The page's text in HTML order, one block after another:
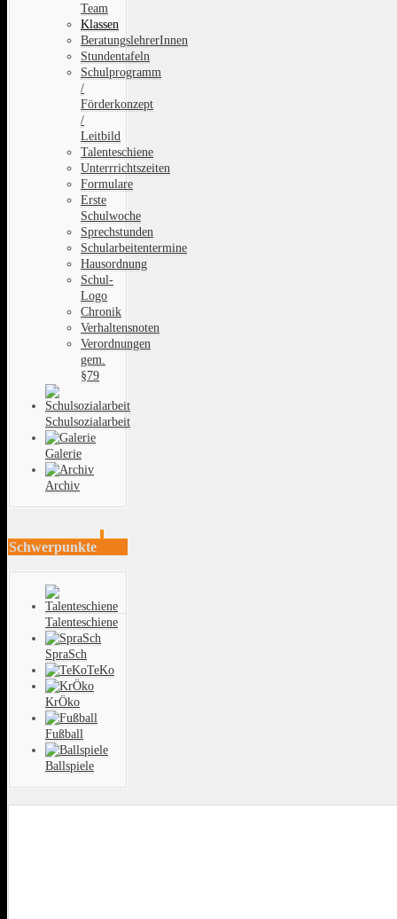
Team
Klassen
BeratungslehrerInnen
Stundentafeln
Schulprogramm
/
Förderkonzept
/
Leitbild
Talenteschiene
Unterrrichtszeiten
Formulare
Erste
Schulwoche
Sprechstunden
Schularbeitentermine
Hausordnung
Schul-
Logo
Chronik
Verhaltensnoten
Verordnungen
gem.
§79
Schulsozialarbeit
Galerie
Archiv
Schwerpunkte
Talenteschiene
SpraSch
TeKo
KrÖko
Fußball
Ballspiele